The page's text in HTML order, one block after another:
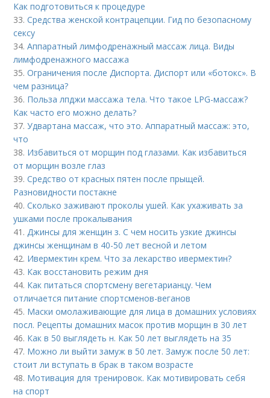
Как подготовиться к процедуре
33.Средства женской контрацепции. Гид по безопасному
сексу
34.Аппаратный лимфодренажный массаж лица. Виды
лимфодренажного массажа
35.Ограничения после Диспорта. Диспорт или «ботокс». В
чем разница?
36. Польза лпджи массажа тела. Что такое LPG-массаж?
Как часто его можно делать?
37.Удвартана массаж, что это. Аппаратный массаж: это,
что
38. Избавиться от морщин под глазами. Как избавиться
от морщин возле глаз
39.Средство от красных пятен после прыщей.
Разновидности постакне
40.Сколько заживают проколы ушей. Как ухаживать за
ушками после прокалывания
41.Джинсы для женщин з. С чем носить узкие джинсы
джинсы женщинам в 40-50 лет весной и летом
42. Ивермектин крем. Что за лекарство ивермектин?
43. Как восстановить режим дня
44. Как питаться спортсмену вегетарианцу. Чем
отличается питание спортсменов-веганов
45. Маски омолаживающие для лица в домашних условиях
посл. Рецепты домашних масок против морщин в 30 лет
46. Как в 50 выглядеть н. Как 50 лет выглядеть на 35
47. Можно ли выйти замуж в 50 лет. Замуж после 50 лет:
стоит ли вступать в брак в таком возрасте
48. Мотивация для тренировок. Как мотивировать себя
на спорт